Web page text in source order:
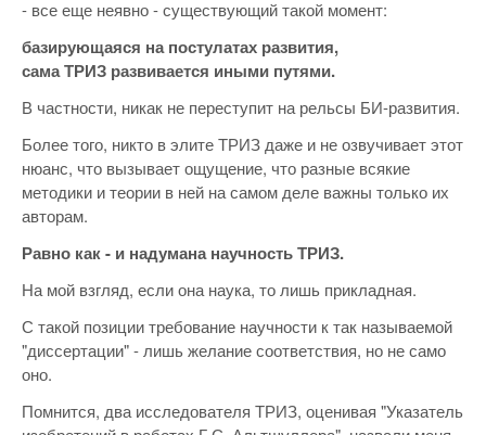
- все еще неявно - существующий такой момент:
базирующаяся на постулатах развития,
сама ТРИЗ развивается иными путями.
В частности, никак не переступит на рельсы БИ-развития.
Более того, никто в элите ТРИЗ даже и не озвучивает этот
нюанс, что вызывает ощущение, что разные всякие
методики и теории в ней на самом деле важны только их
авторам.
Равно как - и надумана научность ТРИЗ.
На мой взгляд, если она наука, то лишь прикладная.
С такой позиции требование научности к так называемой
"диссертации" - лишь желание соответствия, но не само
оно.
Помнится, два исследователя ТРИЗ, оценивая "Указатель